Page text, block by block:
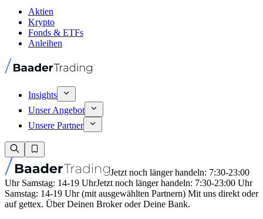
Aktien
Krypto
Fonds & ETFs
Anleihen
Insights
Unser Angebot
Unsere Partner
Jetzt noch länger handeln: 7:30-23:00
Uhr Samstag: 14-19 UhrJetzt noch länger handeln: 7:30-23:00 Uhr
Samstag: 14-19 Uhr (mit ausgewählten Partnern) Mit uns direkt oder
auf gettex. Über Deinen Broker oder Deine Bank.